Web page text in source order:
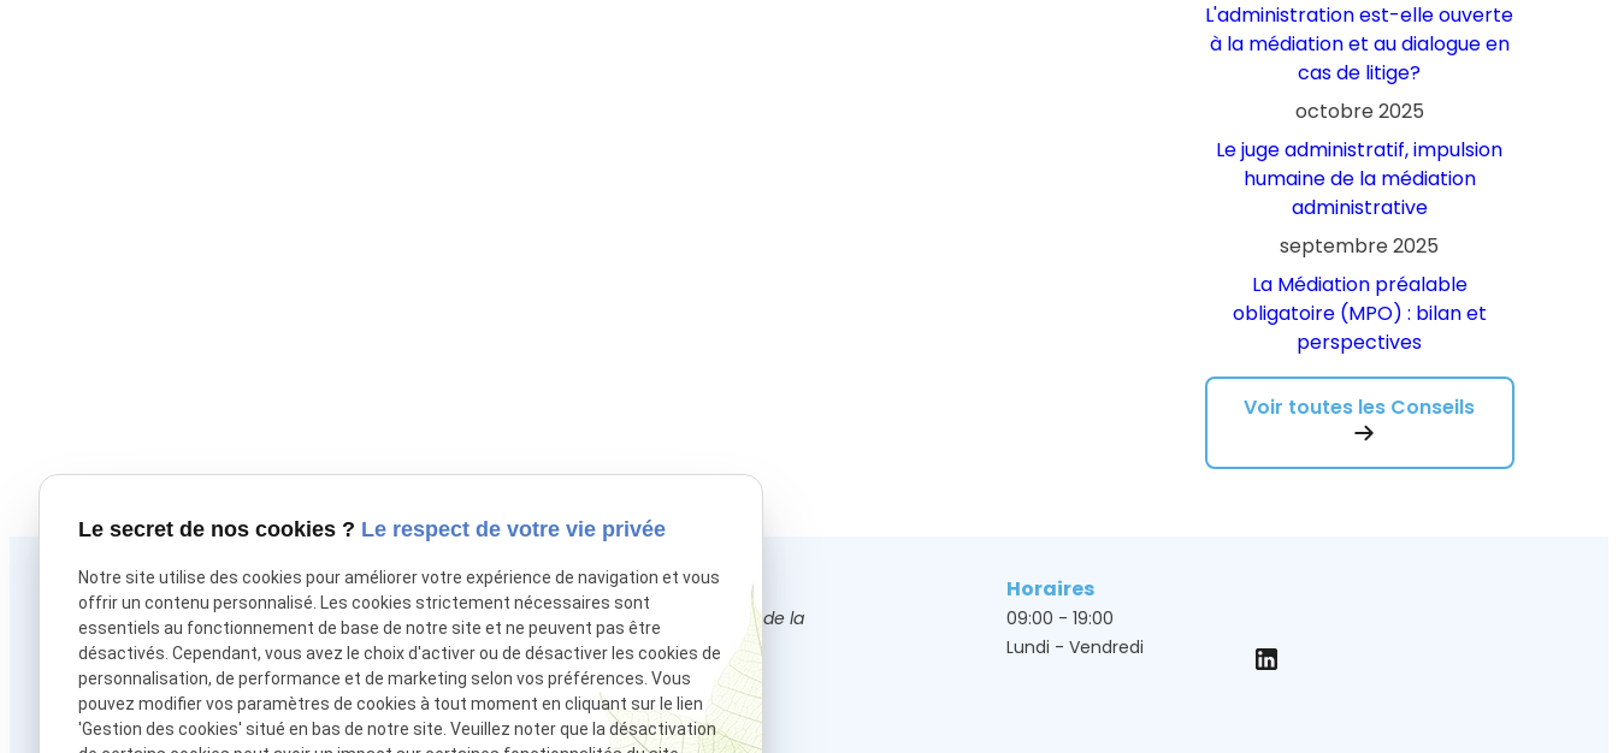
L'administration est-elle ouverte
à la médiation et au dialogue en
cas de litige?
octobre 2025
Le juge administratif, impulsion
humaine de la médiation
administrative
septembre 2025
La Médiation préalable
obligatoire (MPO) : bilan et
perspectives
Voir toutes les Conseils
Téléphone
01 88 24 54 92
Adresse
50 Bis Avenue de la
grande Armée
75017 Paris
Horaires
09:00 - 19:00
Lundi - Vendredi
Le secret de nos cookies ? Le respect de votre vie privée
Notre site utilise des cookies pour améliorer votre expérience de navigation et vous
offrir un contenu personnalisé. Les cookies strictement nécessaires sont
essentiels au fonctionnement de base de notre site et ne peuvent pas être
désactivés. Cependant, vous avez le choix d'activer ou de désactiver les cookies de
personnalisation, de performance et de marketing selon vos préférences. Vous
pouvez modifier vos paramètres de cookies à tout moment en cliquant sur le lien
'Gestion des cookies' situé en bas de notre site. Veuillez noter que la désactivation